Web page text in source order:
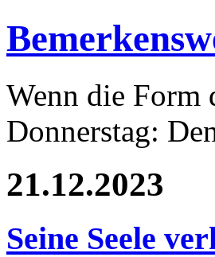
Wenn die Form
Donnerstag:
21.12.2023
Seine Seele